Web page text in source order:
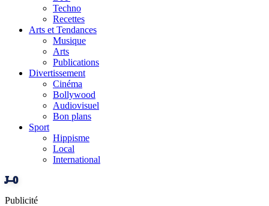
Techno
Recettes
Arts et Tendances
Musique
Arts
Publications
Divertissement
Cinéma
Bollywood
Audiovisuel
Bon plans
Sport
Hippisme
Local
International
J–0
Publicité